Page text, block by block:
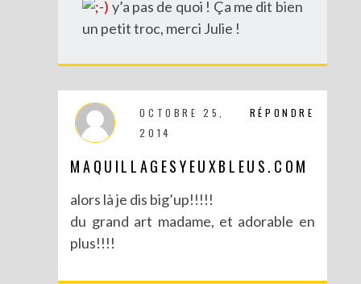
y’a pas de quoi ! Ça me dit bien
un petit troc, merci Julie !
RÉPONDRE
OCTOBRE 25,
2014
MAQUILLAGESYEUXBLEUS.COM
alors là je dis big’up!!!!!
du grand art madame, et adorable en
plus!!!!